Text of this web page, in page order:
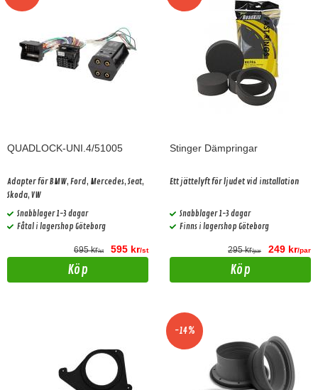
QUADLOCK-UNI.4/51005
Adapter för BMW, Ford, Mercedes, Seat,
Skoda, VW
Snabblager 1-3 dagar
Fåtal i lagershop Göteborg
695 kr/st 595 kr/st
Köp
Stinger Dämpringar
Ett jättelyft för ljudet vid installation
Snabblager 1-3 dagar
Finns i lagershop Göteborg
295 kr/par 249 kr/par
Köp
-14%